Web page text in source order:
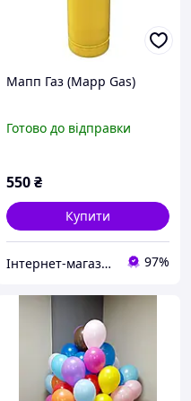
Мапп Газ (Mapp Gas)
Готово до відправки
550₴
Купити
Інтернет-магазин "Merloni" 97%